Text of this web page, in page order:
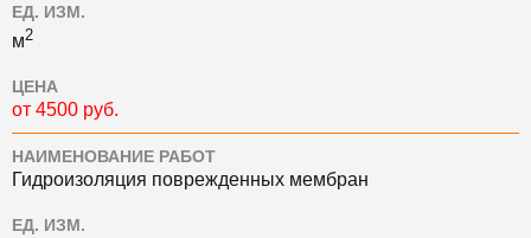
ЕД. ИЗМ.
м2
ЦЕНА
от 4500 руб.
НАИМЕНОВАНИЕ РАБОТ
Гидроизоляция поврежденных мембран
ЕД. ИЗМ.